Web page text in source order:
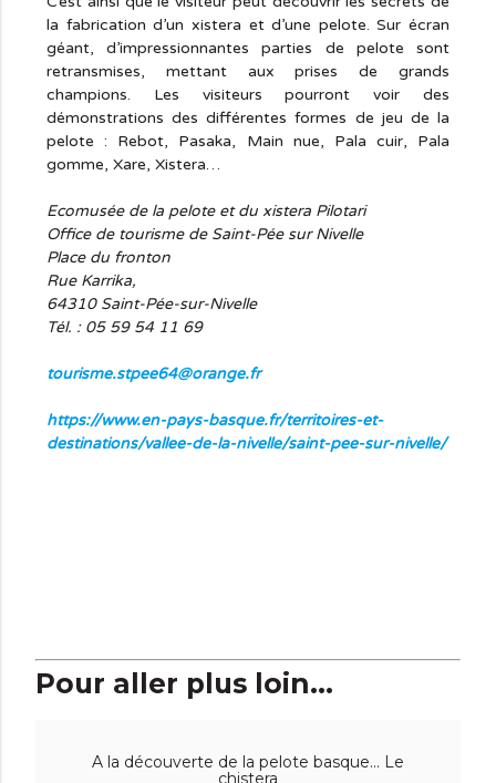
la fabrication d’un xistera et d’une pelote. Sur écran
géant, d’impressionnantes parties de pelote sont
retransmises, mettant aux prises de grands
champions. Les visiteurs pourront voir des
démonstrations des différentes formes de jeu de la
pelote : Rebot, Pasaka, Main nue, Pala cuir, Pala
gomme, Xare, Xistera…
Ecomusée de la pelote et du xistera Pilotari
Office de tourisme de Saint-Pée sur Nivelle
Place du fronton
Rue Karrika,
64310 Saint-Pée-sur-Nivelle
Tél. : 05 59 54 11 69
tourisme.stpee64@orange.fr
https://www.en-pays-basque.fr/territoires-et-
destinations/vallee-de-la-nivelle/saint-pee-sur-nivelle/
Pour aller plus loin...
A la découverte de la pelote basque... Le
chistera